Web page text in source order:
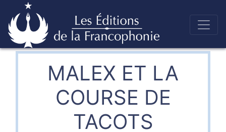
Skip
to Éditions de la francophonie
MALEX ET LA
COURSE DE
TACOTS